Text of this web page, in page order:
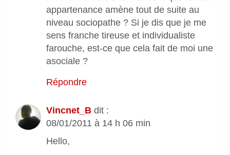
appartenance amène tout de suite au
niveau sociopathe ? Si je dis que je me
sens franche tireuse et individualiste
farouche, est-ce que cela fait de moi une
asociale ?
Répondre
Vincnet_B dit :
08/01/2011 à 14 h 06 min
Hello,